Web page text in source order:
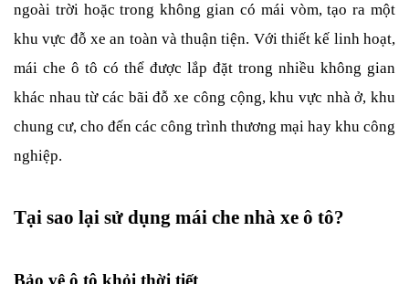
ngoài trời hoặc trong không gian có mái vòm, tạo ra một
khu vực đỗ xe an toàn và thuận tiện. Với thiết kế linh hoạt,
mái che ô tô có thể được lắp đặt trong nhiều không gian
khác nhau từ các bãi đỗ xe công cộng, khu vực nhà ở, khu
chung cư, cho đến các công trình thương mại hay khu công
nghiệp.
Tại sao lại sử dụng mái che nhà xe ô tô?
Bảo vệ ô tô khỏi thời tiết